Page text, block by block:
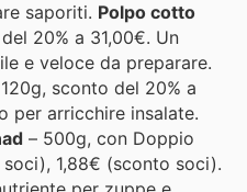
saporiti. Polpo cotto
20% a 31,00€. Un
e veloce da preparare.
sconto del 20% a
per arricchire insalate.
– 500g, con Doppio
1,88€ (sconto soci).